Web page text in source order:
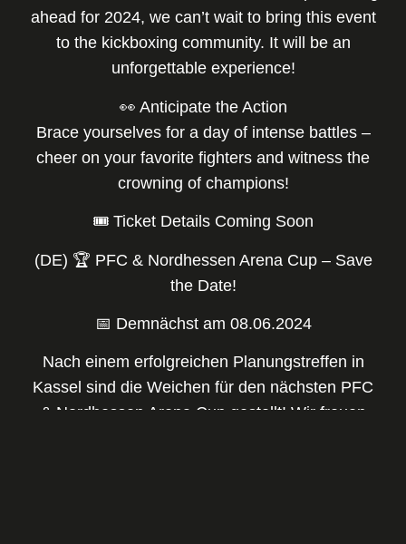
ahead for 2024, we can’t wait to bring this event
to the kickboxing community. It will be an
unforgettable experience!
👀 Anticipate the Action
Brace yourselves for a day of intense battles –
cheer on your favorite fighters and witness the
crowning of champions!
🎟 Ticket Details Coming Soon
(DE) 🏆 PFC & Nordhessen Arena Cup – Save
the Date!
📅 Demnächst am 08.06.2024
Nach einem erfolgreichen Planungstreffen in
Kassel sind die Weichen für den nächsten PFC
& Nordhessen Arena Cup gestellt! Wir freuen